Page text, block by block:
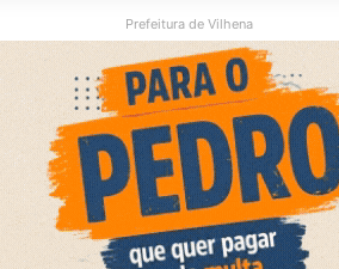
Prefeitura de Vilhena